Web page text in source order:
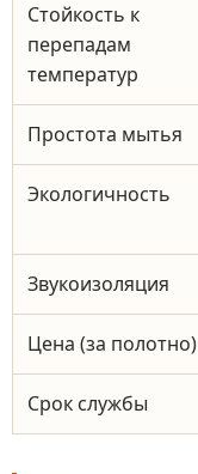
Стойкость к
перепадам
температур
Простота мытья
Экологичность
Звукоизоляция
Цена (за полотно)
Срок службы